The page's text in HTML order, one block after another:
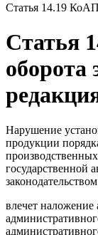
Статья 14.19
Статья
оборота
Нарушение
продукции
государственной
влечет